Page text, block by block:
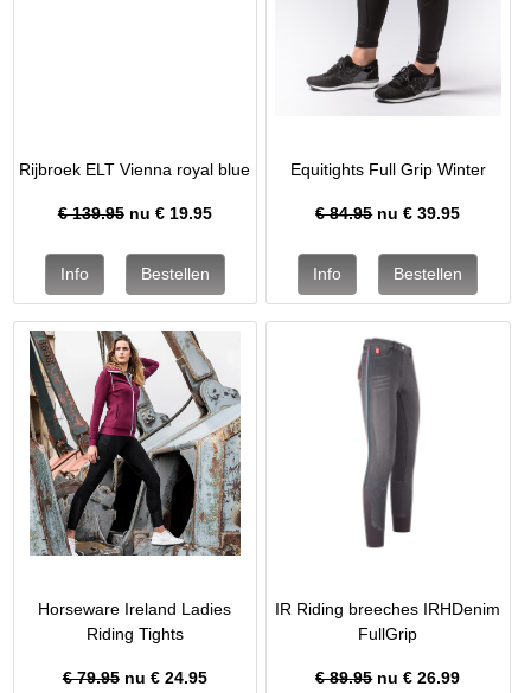
Rijbroek ELT Vienna royal blue
€ 139.95nu € 19.95
Equitights Full Grip Winter
€ 84.95nu €39.95
Horseware Ireland Ladies
Riding Tights
€ 79.95nu € 24.95
IR Riding breeches IRHDenim
FullGrip
€ 89.95nu €26.99